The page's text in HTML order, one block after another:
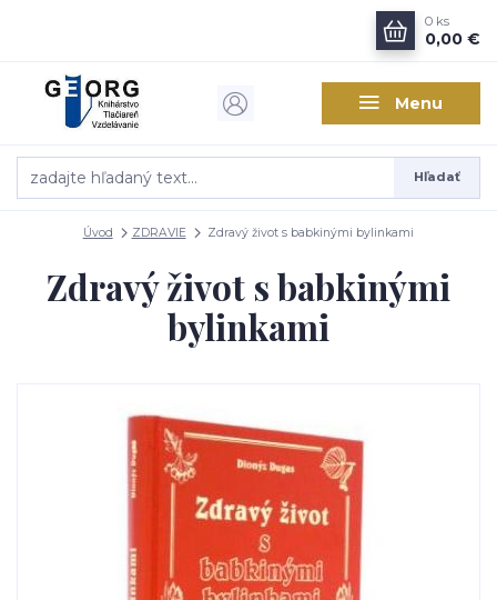
Menu
Hľadať
0 ks
0,00 €
Úvod ZDRAVIE Zdravý život s babkinými bylinkami
Zdravý život s babkinými
bylinkami